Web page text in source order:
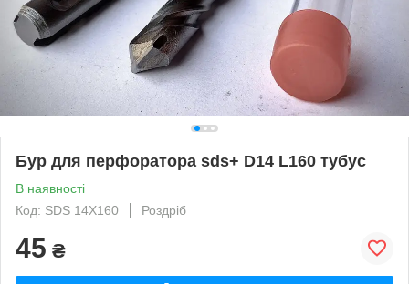
Бур для перфоратора sds+ D14 L160 тубус
В наявності
Код: SDS 14X160
Роздріб
45 ₴